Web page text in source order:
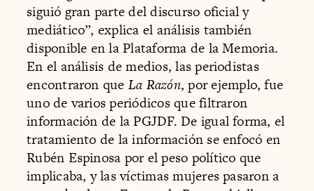
siguió gran parte del discurso oficial y
mediático”, explica el análisis también
disponible en la Plataforma de la Memoria.
En el análisis de medios, las periodistas
encontraron que La Razón, por ejemplo, fue
uno de varios periódicos que filtraron
información de la PGJDF. De igual forma, el
tratamiento de la información se enfocó en
Rubén Espinosa por el peso político que
implicaba, y las víctimas mujeres pasaron a